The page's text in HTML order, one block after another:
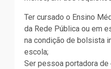
Ter cursado o Ensino
da Rede Pública ou em
na condição de bolsista
escola;
Ser pessoa portadora de